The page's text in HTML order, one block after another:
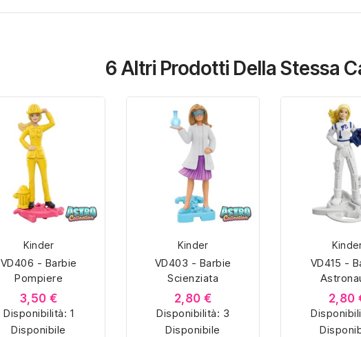
6 Altri Prodotti Della Stessa
Kinder
VD406 - Barbie
Pompiere
3,50 €
Disponibilità: 1
Disponibile
Kinder
VD403 - Barbie
Scienziata
2,80 €
Disponibilità: 3
Disponibile
VD415 -
2,80